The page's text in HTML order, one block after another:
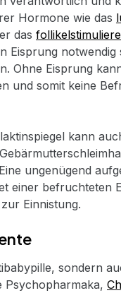
Hormone wie das
das
Eisprung notwendig
Ohne Eisprung
und somit keine
kann
ungenügend
einer befruchteten
Einnistung.
sondern
Psychopharmaka,